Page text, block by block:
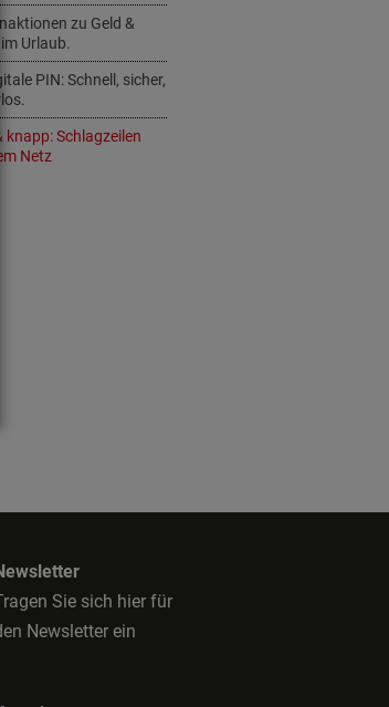
zu Geld &
im Urlaub.
PIN: Schnell, sicher,
knapp: Schlagzeilen
Netz
Sie sich hier für
Newsletter ein